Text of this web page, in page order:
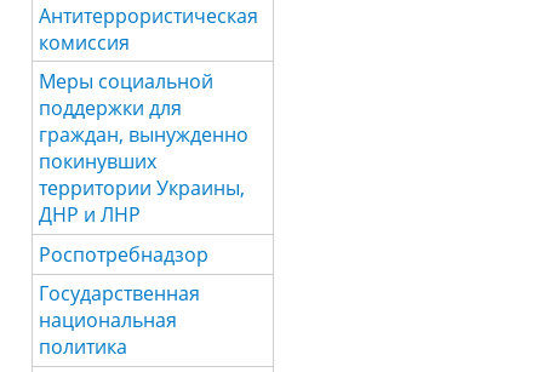
Антитеррористическая
комиссия
Меры социальной
поддержки для
граждан, вынужденно
покинувших
территории Украины,
ДНР и ЛНР
Роспотребнадзор
Государственная
национальная
политика